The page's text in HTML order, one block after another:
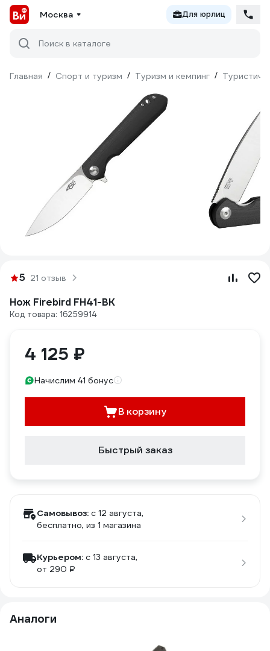
Москва Для юрлиц
Поиск в каталоге
Главная / Спорт и туризм / Туризм и кемпинг /
5 21 отзыв
Нож Firebird FH41-BK
Код товара: 16259914
4 125 ₽
Начислим 41 бонус
В корзину
Быстрый заказ
Самовывоз: c 12 августа,
бесплатно, из 1 магазина
Курьером: c 13 августа,
от 290 ₽
Аналоги